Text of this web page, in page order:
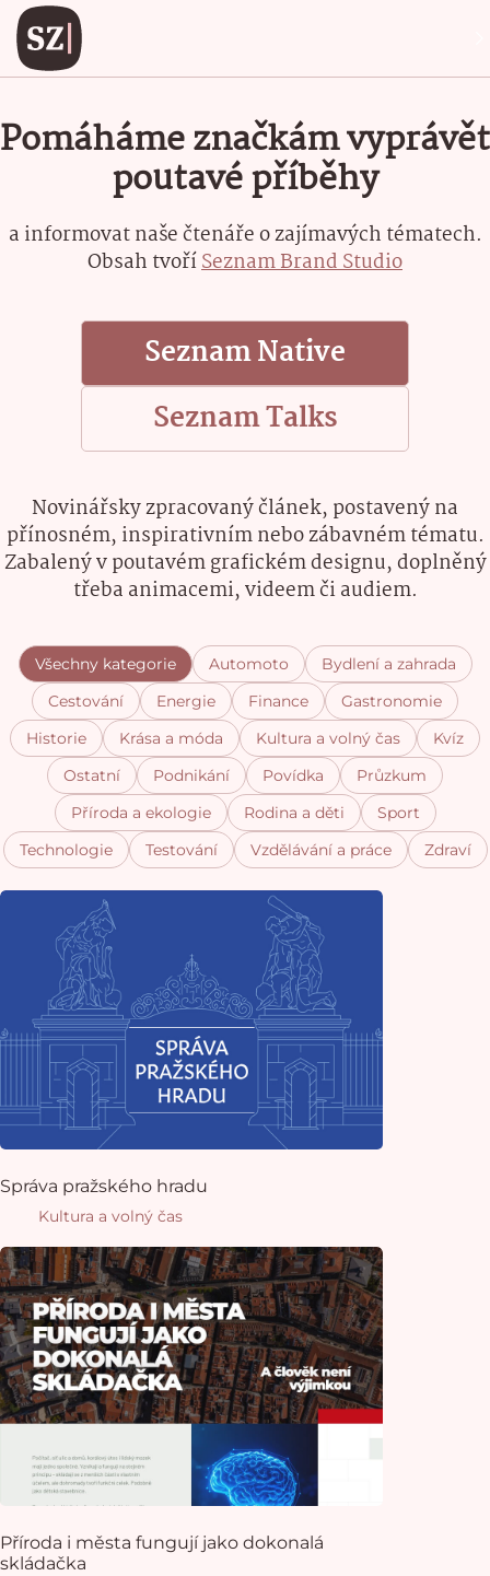
Pomáháme značkám vyprávět
poutavé příběhy
a informovat naše čtenáře o zajímavých tématech.
Obsah tvoříSeznam Brand Studio
Seznam Native
Seznam Talks
Novinářsky zpracovaný článek, postavený na
přínosném, inspirativním nebo zábavném tématu.
Zabalený v poutavém grafickém designu, doplněný
třeba animacemi, videem či audiem.
Všechny kategorie Automoto
Bydlení a zahrada
Cestování
Energie Finance
Gastronomie
Historie
Krása a móda Kultura a volný čas
Kvíz
Ostatní
Podnikání Povídka
Průzkum
Příroda a ekologie
Rodina a děti
Sport
Technologie
Testování Vzdělávání a práce Zdraví
Správa pražského hradu
Kultura a volný čas
Příroda i města fungují jako dokonalá
skládačka